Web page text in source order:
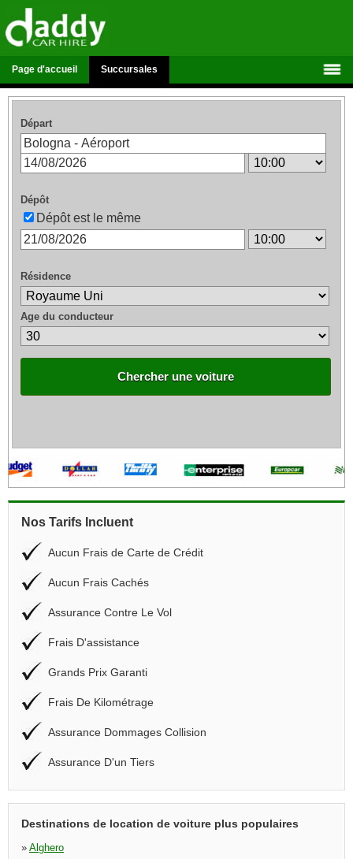
Page d'accueil Succursales
Départ
Dépôt
Dépôt est le même
Résidence
Age du conducteur
Chercher une voiture
Nos Tarifs Incluent
Aucun Frais de Carte de Crédit
Aucun Frais Cachés
Assurance Contre Le Vol
Frais D'assistance
Grands Prix Garanti
Frais De Kilométrage
Assurance Dommages Collision
Assurance D'un Tiers
Destinations de location de voiture plus populaires
» Alghero